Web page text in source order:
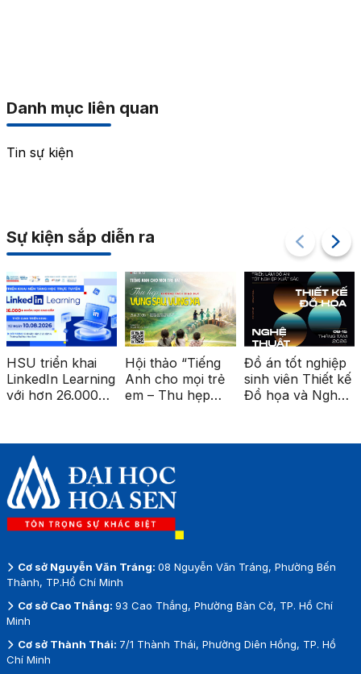
Danh mục liên quan
Tin sự kiện
Sự kiện sắp diễn ra
HSU triển khai
LinkedIn Learning
với hơn 26.000
Hội thảo “Tiếng
Anh cho mọi trẻ
em – Thu hẹp
vùng xa”
Đồ án tốt nghiệp
sinh viên Thiết kế
Đồ họa và Nghệ
Metro Bến Thành
Cơ sở Nguyễn Văn Tráng: 08 Nguyễn Văn Tráng, Phường Bến
Thành, TP.Hồ Chí Minh
Cơ sở Cao Thắng: 93 Cao Thắng, Phường Bàn Cờ, TP. Hồ Chí
Minh
Cơ sở Thành Thái: 7/1 Thành Thái, Phường Diên Hồng, TP. Hồ
Chí Minh